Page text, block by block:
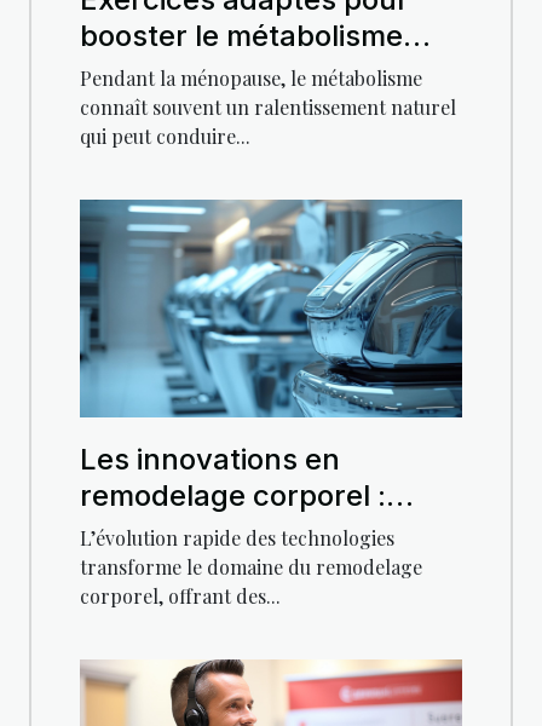
booster le métabolisme
pendant la ménopause
Pendant la ménopause, le métabolisme
connaît souvent un ralentissement naturel
qui peut conduire...
Les innovations en
remodelage corporel :
Avantages de technologies
avancées
L’évolution rapide des technologies
transforme le domaine du remodelage
corporel, offrant des...